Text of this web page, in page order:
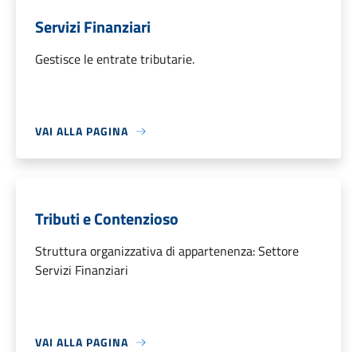
Servizi Finanziari
Gestisce le entrate tributarie.
VAI ALLA PAGINA
Tributi e Contenzioso
Struttura organizzativa di appartenenza: Settore
Servizi Finanziari
VAI ALLA PAGINA